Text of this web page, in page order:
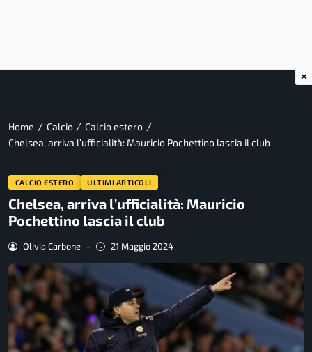
Home / Calcio / Calcio estero /
Chelsea, arriva l’ufficialità: Mauricio Pochettino lascia il club
CALCIO ESTERO ULTIMI ARTICOLI
Chelsea, arriva l’ufficialità: Mauricio
Pochettino lascia il club
Olivia Carbone - 21 Maggio 2024
×